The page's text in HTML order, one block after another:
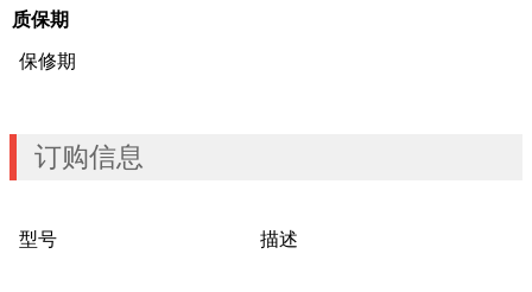
质保期
保修期
订购信息
型号 描述